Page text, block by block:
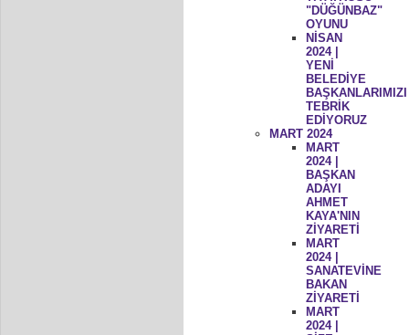
"DÜĞÜNBAZ"
OYUNU
NİSAN
2024 |
YENİ
BELEDİYE
BAŞKANLARIMIZI
TEBRİK
EDİYORUZ
MART 2024
MART
2024 |
BAŞKAN
ADAYI
AHMET
KAYA'NIN
ZİYARETİ
MART
2024 |
SANATEVİNE
BAKAN
ZİYARETİ
MART
2024 |